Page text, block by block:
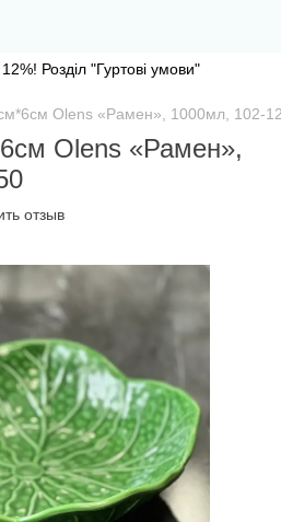
Розділ "Гуртові умови"
Olens «Рамен», 1000мл, 102-
Olens «Рамен»,
отзыв